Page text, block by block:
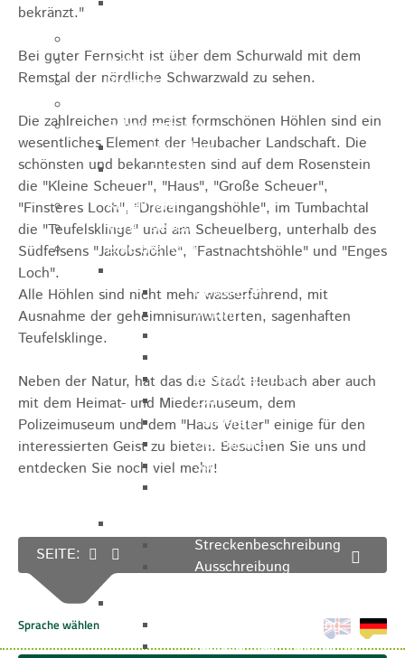
archaeopfad
Flugplatz
Schwimmbäder
Hallenbad
Freibad
Kugelmarkt
Vereinsleben
Bike the Rock
Newsletter
Anfahrt
Bike Waschplatz
EXPO
Palmares
Geschichte
Sponsoren
Streckenbeschreibung
Ausschreibung
Streckenbeschreibung
Ausschreibung Marathon
bekränzt."
Bei guter Fernsicht ist über dem Schurwald mit dem
Remstal der nördliche Schwarzwald zu sehen.
Die zahlreichen und meist formschönen Höhlen sind ein
wesentliches Element der Heubacher Landschaft. Die
schönsten und bekanntesten sind auf dem Rosenstein
die "Kleine Scheuer", "Haus", "Große Scheuer",
"Finsteres Loch", "Dreieingangshöhle", im Tumbachtal
die "Teufelsklinge" und am Scheuelberg, unterhalb des
Südfelsens "Jakobshöhle", "Fastnachtshöhle" und "Enges
Loch".
Alle Höhlen sind nicht mehr wasserführend, mit
Ausnahme der geheimnisumwitterten, sagenhaften
Teufelsklinge.
Neben der Natur, hat das die Stadt Heubach aber auch
mit dem Heimat- und Miedermuseum, dem
Polizeimuseum und dem "Haus Vetter" einige für den
interessierten Geist zu bieten. Besuchen Sie uns und
entdecken Sie noch viel mehr!
SEITE: